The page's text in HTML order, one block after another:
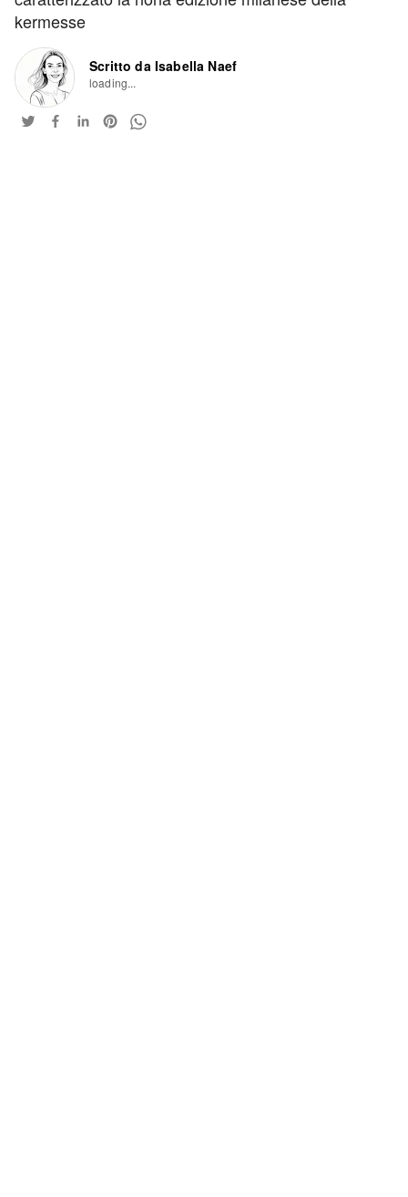
kermesse
Scritto da Isabella Naef
loading...